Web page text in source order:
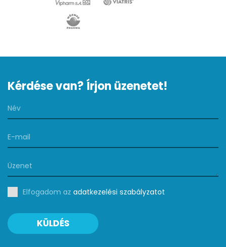
Kérdése van? Írjon üzenetet!
Elfogadom az adatkezelési szabályzatot
KÜLDÉS